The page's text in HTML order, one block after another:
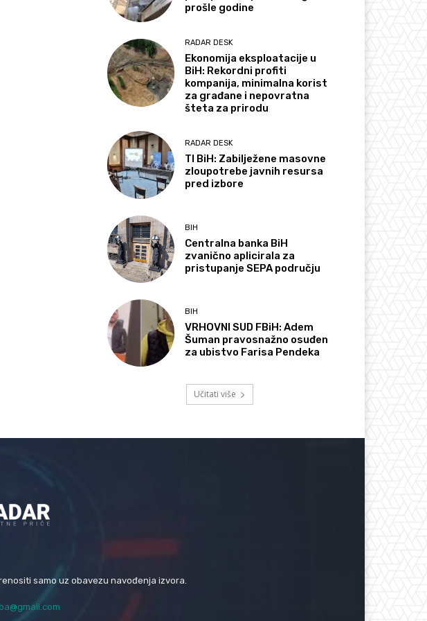
prošle godine
RADAR DESK
Ekonomija eksploatacije u
BiH: Rekordni profiti
kompanija, minimalna korist
za građane i nepovratna
šteta za prirodu
RADAR DESK
TI BiH: Zabilježene masovne
zloupotrebe javnih resursa
pred izbore
BIH
Centralna banka BiH
zvanično aplicirala za
pristupanje SEPA području
BIH
VRHOVNI SUD FBiH: Adem
Šuman pravosnažno osuđen
za ubistvo Farisa Pendeka
Učitati više
samo uz obavezu navođenja izvora.